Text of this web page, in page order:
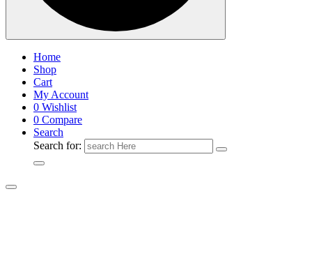
Home
Shop
Cart
My Account
0 Wishlist
0 Compare
Search
Search for: